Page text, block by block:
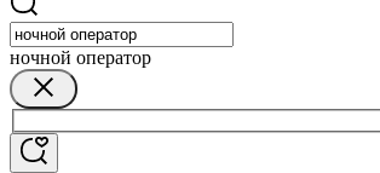
ночной оператор